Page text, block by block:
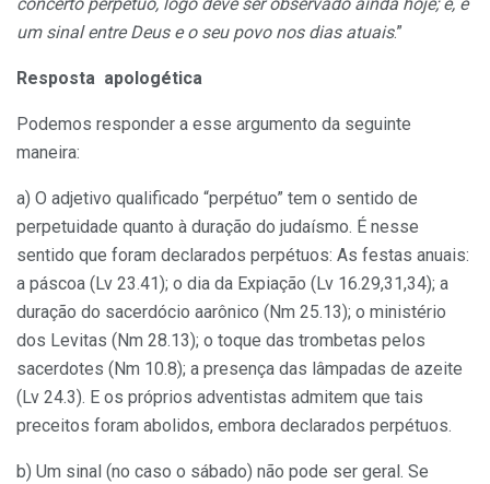
concerto perpétuo, logo deve ser observado ainda hoje; e, é
um sinal entre Deus e o seu povo nos dias atuais.”
Resposta apologética
Podemos responder a esse argumento da seguinte
maneira:
a) O adjetivo qualificado “perpétuo” tem o sentido de
perpetuidade quanto à duração do judaísmo. É nesse
sentido que foram declarados perpétuos: As festas anuais:
a páscoa (Lv 23.41); o dia da Expiação (Lv 16.29,31,34); a
duração do sacerdócio aarônico (Nm 25.13); o ministério
dos Levitas (Nm 28.13); o toque das trombetas pelos
sacerdotes (Nm 10.8); a presença das lâmpadas de azeite
(Lv 24.3). E os próprios adventistas admitem que tais
preceitos foram abolidos, embora declarados perpétuos.
b) Um sinal (no caso o sábado) não pode ser geral. Se